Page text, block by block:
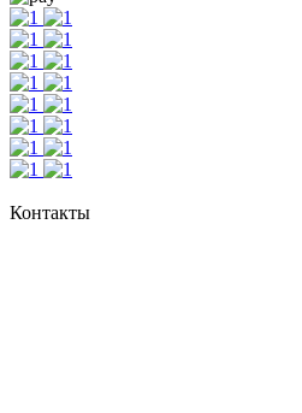
Контакты